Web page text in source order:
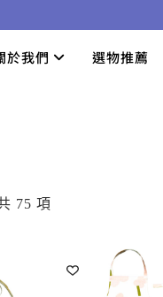
於我們 選物推薦
75 項